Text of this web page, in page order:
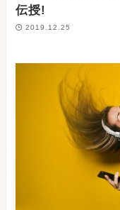
伝授!
2019.12.25